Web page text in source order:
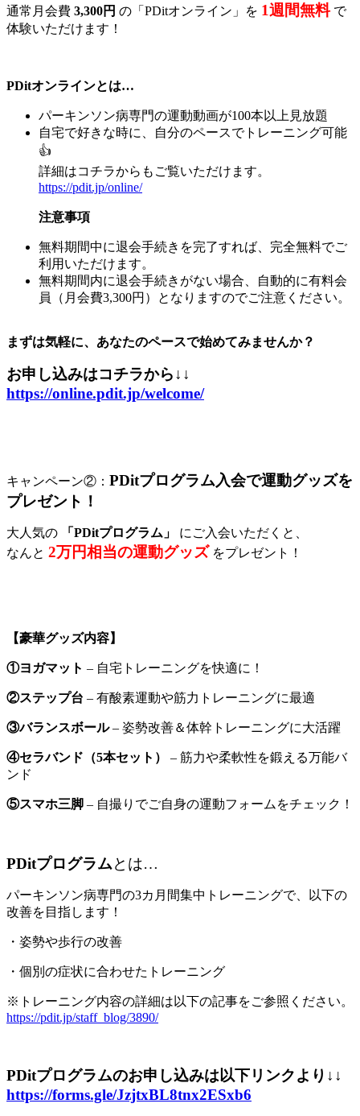
通常月会費 3,300円 の「PDitオンライン」を 1週間無料で
体験いただけます！
PDitオンラインとは…
パーキンソン病専門の運動動画が100本以上見放題
自宅で好きな時に、自分のペースでトレーニング可能
👍
詳細はコチラからもご覧いただけます。
https://pdit.jp/online/
注意事項
無料期間中に退会手続きを完了すれば、完全無料でご
利用いただけます。
無料期間内に退会手続きがない場合、自動的に有料会
員（月会費3,300円）となりますのでご注意ください。
まずは気軽に、あなたのペースで始めてみませんか？
お申し込みはコチラから↓↓
https://online.pdit.jp/welcome/
キャンペーン②： PDitプログラム入会で運動グッズを
プレゼント！
大人気の 「PDitプログラム」
にご入会いただくと、
なんと 2万円相当の運動グッズ をプレゼント！
【豪華グッズ内容】
①ヨガマット – 自宅トレーニングを快適に！
②ステップ台 – 有酸素運動や筋力トレーニングに最適
③バランスボール– 姿勢改善＆体幹トレーニングに大活躍
④セラバンド（5本セット）
– 筋力や柔軟性を鍛える万能バ
ンド
⑤スマホ三脚 – 自撮りでご自身の運動フォームをチェック！
PDitプログラムとは…
パーキンソン病専門の3カ月間集中トレーニングで、以下の
改善を目指します！
・姿勢や歩行の改善
・個別の症状に合わせたトレーニング
※トレーニング内容の詳細は以下の記事をご参照ください。
https://pdit.jp/staff_blog/3890/
PDitプログラムのお申し込みは以下リンクより↓↓
https://forms.gle/JzjtxBL8tnx2ESxb6